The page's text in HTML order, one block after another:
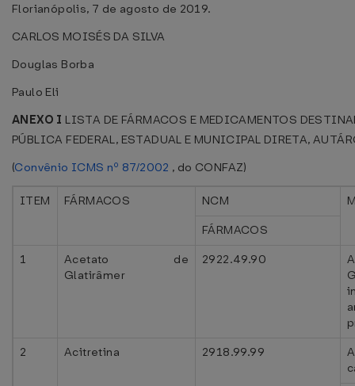
Florianópolis, 7 de agosto de 2019.
CARLOS MOISÉS DA SILVA
Douglas Borba
Paulo Eli
ANEXO I LISTA DE FÁRMACOS E MEDICAMENTOS
PÚBLICA FEDERAL, ESTADUAL E MUNICIPAL DIRETA,
(Convênio ICMS nº 87/2002 , do CONFAZ)
ITEM FÁRMACOS NCM
FÁRMACOS
1
Acetato de
Glatirâmer
2922.49.90
2
Acitretina 2918.99.99